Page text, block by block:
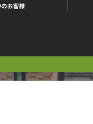
お客様